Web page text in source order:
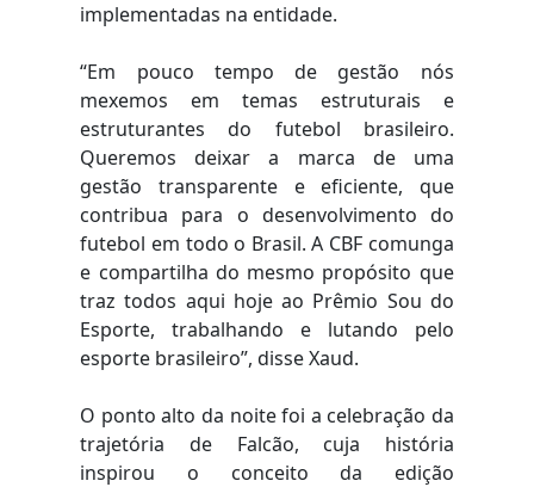
implementadas na entidade.
“Em pouco tempo de gestão nós
mexemos em temas estruturais e
estruturantes do futebol brasileiro.
Queremos deixar a marca de uma
gestão transparente e eficiente, que
contribua para o desenvolvimento do
futebol em todo o Brasil. A CBF comunga
e compartilha do mesmo propósito que
traz todos aqui hoje ao Prêmio Sou do
Esporte, trabalhando e lutando pelo
esporte brasileiro”, disse Xaud.
O ponto alto da noite foi a celebração da
trajetória de Falcão, cuja história
inspirou o conceito da edição